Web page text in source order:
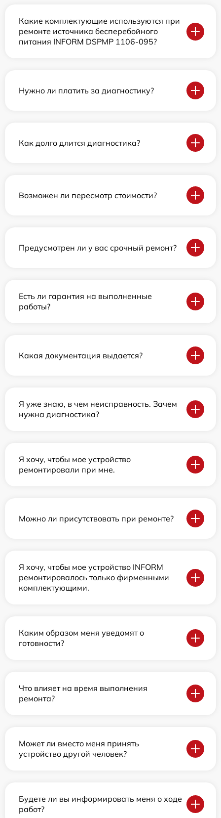
Какие комплектующие используются при
ремонте источника бесперебойного
питания INFORM DSPMP 1106-095?
Нужно ли платить за диагностику?
Как долго длится диагностика?
Возможен ли пересмотр стоимости?
Предусмотрен ли у вас срочный ремонт?
Есть ли гарантия на выполненные
работы?
Какая документация выдается?
Я уже знаю, в чем неисправность. Зачем
нужна диагностика?
Я хочу, чтобы мое устройство
ремонтировали при мне.
Можно ли присутствовать при ремонте?
Я хочу, чтобы мое устройство INFORM
ремонтировалось только фирменными
комплектующими.
Каким образом меня уведомят о
готовности?
Что влияет на время выполнения
ремонта?
Может ли вместо меня принять
устройство другой человек?
Будете ли вы информировать меня о ходе
работ?